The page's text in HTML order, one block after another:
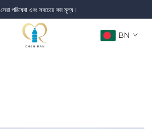
সেরা পরিষেবা এবং সবচেয়ে কম মূল্য।
BN